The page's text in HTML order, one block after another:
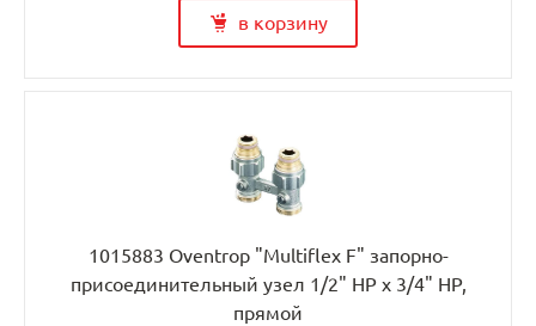
в корзину
1015883 Oventrop "Multiflex F" запорно-
присоединительный узел 1/2" НР x 3/4" НР,
прямой